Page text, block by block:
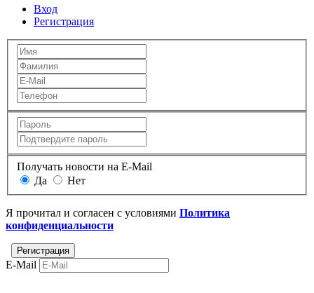
Вход
Регистрация
Получать новости на E-Mail
Да
Нет
Я прочитал и согласен с условиями Политика
конфиденциальности
E-Mail